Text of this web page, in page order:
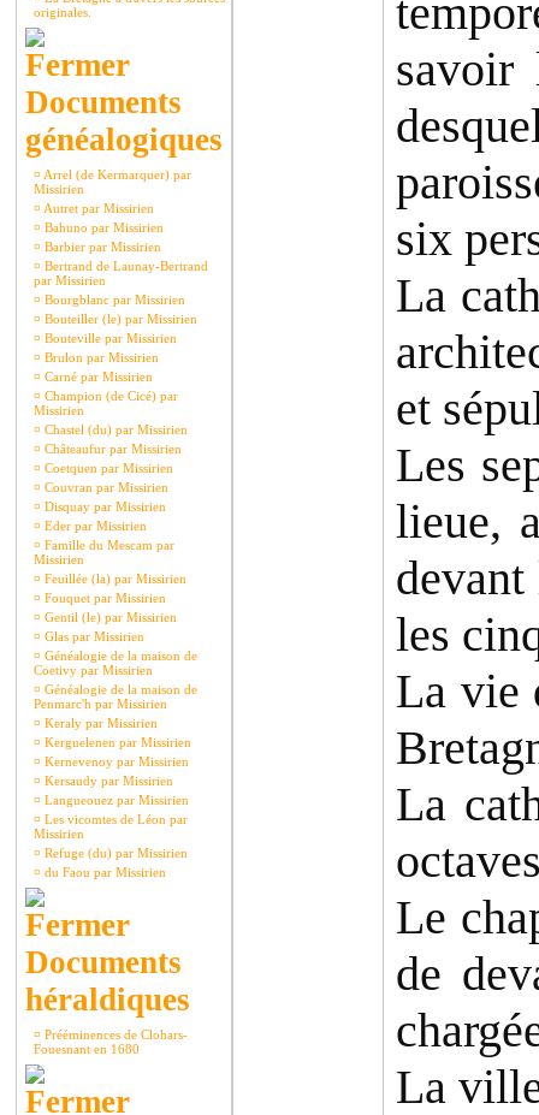
originales.
Documents
généalogiques
¤ Arrel (de Kermarquer) par
Missirien
¤ Autret par Missirien
¤ Bahuno par Missirien
¤ Barbier par Missirien
¤ Bertrand de Launay-Bertrand
par Missirien
¤ Bourgblanc par Missirien
¤ Bouteiller (le) par Missirien
¤ Bouteville par Missirien
¤ Brulon par Missirien
¤ Carné par Missirien
¤ Champion (de Cicé) par
Missirien
¤ Chastel (du) par Missirien
¤ Châteaufur par Missirien
¤ Coetquen par Missirien
¤ Couvran par Missirien
¤ Disquay par Missirien
¤ Eder par Missirien
¤ Famille du Mescam par
Missirien
¤ Feuillée (la) par Missirien
¤ Fouquet par Missirien
¤ Gentil (le) par Missirien
¤ Glas par Missirien
¤ Généalogie de la maison de
Coetivy par Missirien
¤ Généalogie de la maison de
Penmarc'h par Missirien
¤ Keraly par Missirien
¤ Kerguelenen par Missirien
¤ Kernevenoy par Missirien
¤ Kersaudy par Missirien
¤ Langueouez par Missirien
¤ Les vicomtes de Léon par
Missirien
¤ Refuge (du) par Missirien
¤ du Faou par Missirien
Documents
héraldiques
¤ Prééminences de Clohars-
Fouesnant en 1680
savoir
six
La
et
Les
lieue,
les
La vie
La
Le
de
La